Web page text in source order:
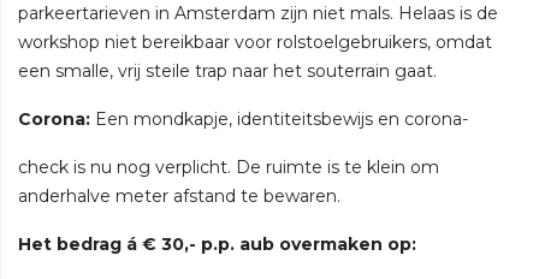
parkeertarieven in Amsterdam zijn niet mals. Helaas is de
workshop niet bereikbaar voor rolstoelgebruikers, omdat
een smalle, vrij steile trap naar het souterrain gaat.
Corona: Een mondkapje, identiteitsbewijs en corona-
check is nu nog verplicht. De ruimte is te klein om
anderhalve meter afstand te bewaren.
Het bedrag á € 30,- p.p. aub overmaken op: